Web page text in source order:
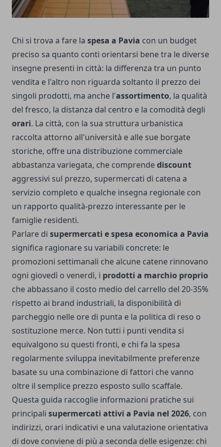
Chi si trova a fare la spesa a Pavia con un budget
preciso sa quanto conti orientarsi bene tra le diverse
insegne presenti in città: la differenza tra un punto
vendita e l'altro non riguarda soltanto il prezzo dei
singoli prodotti, ma anche l'assortimento, la qualità
del fresco, la distanza dal centro e la comodità degli
orari. La città, con la sua struttura urbanistica
raccolta attorno all'università e alle sue borgate
storiche, offre una distribuzione commerciale
abbastanza variegata, che comprendediscount
aggressivi sul prezzo, supermercati di catena a
servizio completo e qualche insegna regionale con
un rapporto qualità-prezzo interessante per le
famiglie residenti.
Parlare di supermercati e spesa economica a Pavia
significa ragionare su variabili concrete: le
promozioni settimanali che alcune catene rinnovano
ogni giovedì o venerdì, i prodotti a marchio proprio
che abbassano il costo medio del carrello del 20-35%
rispetto ai brand industriali, la disponibilità di
parcheggio nelle ore di punta e la politica di reso o
sostituzione merce. Non tutti i punti vendita si
equivalgono su questi fronti, e chi fa la spesa
regolarmente sviluppa inevitabilmente preferenze
basate su una combinazione di fattori che vanno
oltre il semplice prezzo esposto sullo scaffale.
Questa guida raccoglie informazioni pratiche sui
principali supermercati attivi a Pavia nel 2026, con
indirizzi, orari indicativi e una valutazione orientativa
di dove conviene di più a seconda delle esigenze: chi